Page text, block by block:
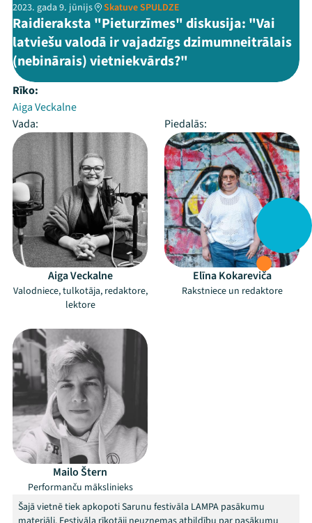
2023. gada 9. jūnijs Skatuve SPULDZE
Raidieraksta "Pieturzīmes" diskusija: "Vai
latviešu valodā ir vajadzīgs dzimumneitrālais
(nebinārais) vietniekvārds?"
Rīko:
Aiga Veckalne
Vada:
Piedalās:
Aiga Veckalne
Valodniece, tulkotāja, redaktore,
lektore
Elīna Kokareviča
Rakstniece un redaktore
Mailo Štern
Performanču mākslinieks
Šajā vietnē tiek apkopoti Sarunu festivāla LAMPA pasākumu